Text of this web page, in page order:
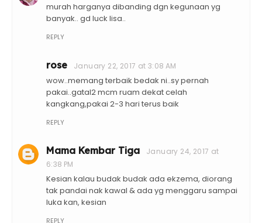
murah harganya dibanding dgn kegunaan yg
banyak.. gd luck lisa..
REPLY
rose January 22, 2017 at 3:08 AM
wow..memang terbaik bedak ni..sy pernah
pakai..gatal2 mcm ruam dekat celah
kangkang,pakai 2-3 hari terus baik
REPLY
Mama Kembar Tiga
January 24, 2017 at
6:38 PM
Kesian kalau budak budak ada ekzema, diorang
tak pandai nak kawal & ada yg menggaru sampai
luka kan, kesian
REPLY